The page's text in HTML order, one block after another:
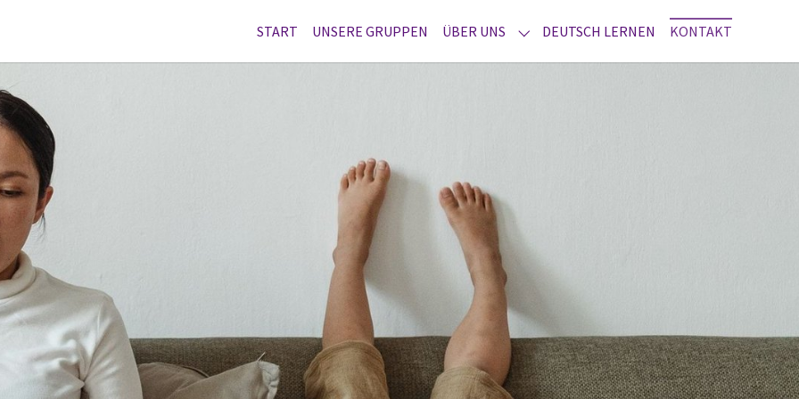
START
UNSERE GRUPPEN ÜBER UNS SUBMENU FOR "ÜBER UNS"
DEUTSCH LERNEN KONTAKT